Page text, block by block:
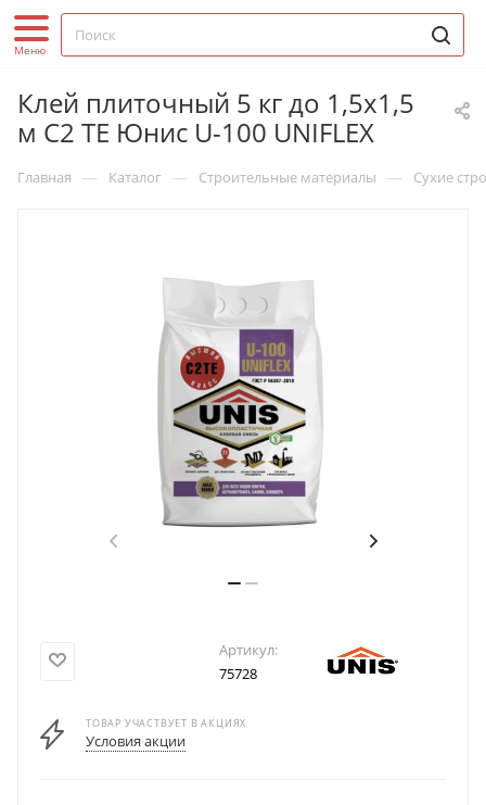
Клей плиточный 5 кг до 1,5х1,5
м С2 ТЕ Юнис U-100 UNIFLEX
Главная — Каталог — Строительные материалы — Сухие
Артикул:
75728
ТОВАР УЧАСТВУЕТ В АКЦИЯХ
Условия акции